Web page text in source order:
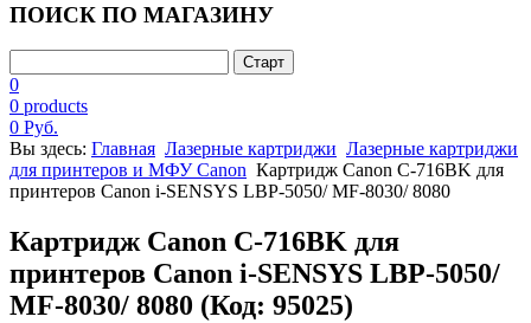
ПОИСК ПО МАГАЗИНУ
0
0 products
0 Руб.
Вы здесь: Главная Лазерные картриджи Лазерные картриджи
для принтеров и МФУ Canon Картридж Canon C-716BK для
принтеров Canon i-SENSYS LBP-5050/ MF-8030/ 8080
Картридж Canon C-716BK для
принтеров Canon i-SENSYS LBP-5050/
MF-8030/ 8080 (Код: 95025)